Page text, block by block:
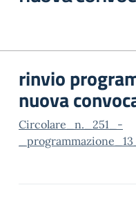
rinvio
nuova
Circolare_n._251_-